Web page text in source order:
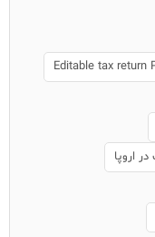
Editable tax return
اروپا